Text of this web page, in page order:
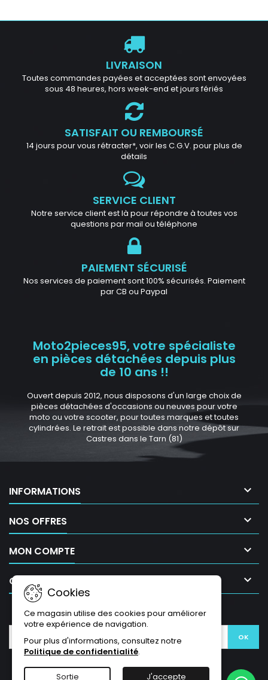
LIVRAISON
Toutes commandes payées et acceptées sont envoyées
sous 48 heures, hors week-end et jours fériés
SATISFAIT OU REMBOURSÉ
14 jours pour vous rétracter*, voir les C.G.V. pour plus de
détails
SERVICE CLIENT
Notre service client est là pour répondre à toutes vos
questions par mail ou téléphone
PAIEMENT SÉCURISÉ
Nos services de paiement sont 100% sécurisés. Paiement
par CB ou Paypal
Moto2pieces95, votre spécialiste
en pièces détachées depuis plus
de 10 ans !!
Ouvert depuis 2012, nous disposons d'un large choix de
pièces détachées d'occasions ou neuves pour votre
moto ou votre scooter, pour toutes marques et toutes
cylindrées. Le retrait est possible dans notre dépôt sur
Castres dans le Tarn (81)
INFORMATIONS 
NOS OFFRES 
MON COMPTE 
CONTACT 
Cookies
Ce magasin utilise des cookies pour améliorer
votre expérience de navigation.
Pour plus d'informations, consultez notre
Politique de confidentialité.
Sortie J'accepte
LETTRE D'INFORMATIONS